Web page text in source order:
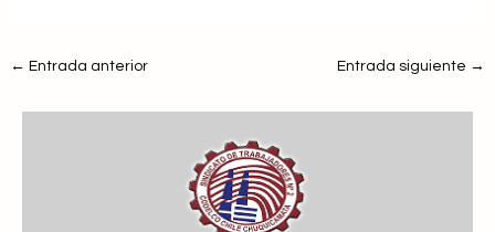
← Entrada anterior Entrada siguiente →